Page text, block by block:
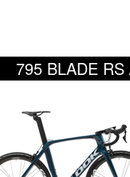
795 BLADE